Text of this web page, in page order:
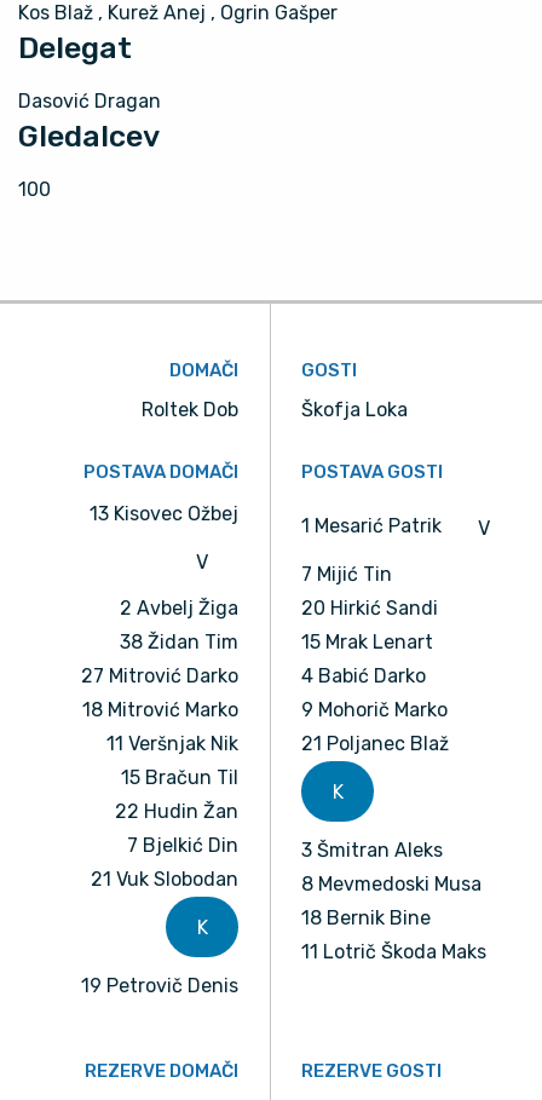
Kos Blaž , Kurež Anej , Ogrin Gašper
Delegat
Dasović Dragan
Gledalcev
100
DOMAČI
Roltek Dob
GOSTI
Škofja Loka
POSTAVA DOMAČI
13 Kisovec Ožbej
V
2 Avbelj Žiga
38 Židan Tim
27 Mitrović Darko
18 Mitrović Marko
11 Veršnjak Nik
15 Bračun Til
22 Hudin Žan
7 Bjelkić Din
21 Vuk Slobodan
K
19 Petrovič Denis
POSTAVA GOSTI
1 Mesarić Patrik V
7 Mijić Tin
20 Hirkić Sandi
15 Mrak Lenart
4 Babić Darko
9 Mohorič Marko
21 Poljanec Blaž
K
3 Šmitran Aleks
8 Mevmedoski Musa
18 Bernik Bine
11 Lotrič Škoda Maks
REZERVE DOMAČI REZERVE GOSTI